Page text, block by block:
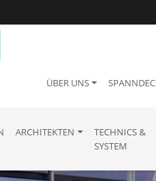
ÜBER UNS
ARCHITEKTEN
TECHNICS &
SYSTEM